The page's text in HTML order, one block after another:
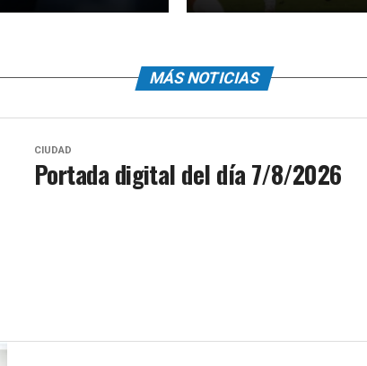
MÁS NOTICIAS
CIUDAD
Portada digital del día 7/8/2026